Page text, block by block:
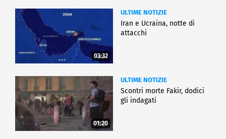
03:32
ULTIME NOTIZIE
Iran e Ucraina, notte di
attacchi
01:20
ULTIME NOTIZIE
Scontri morte Fakir, dodici
gli indagati